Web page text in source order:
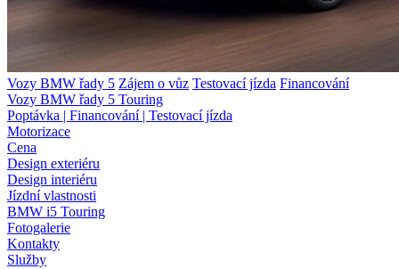
Vozy BMW řady 5 Zájem o vůz Testovací jízda Financování
Vozy BMW řady 5 Touring
Poptávka | Financování | Testovací jízda
Motorizace
Cena
Design exteriéru
Design interiéru
Jízdní vlastnosti
BMW i5 Touring
Fotogalerie
Kontakty
Služby